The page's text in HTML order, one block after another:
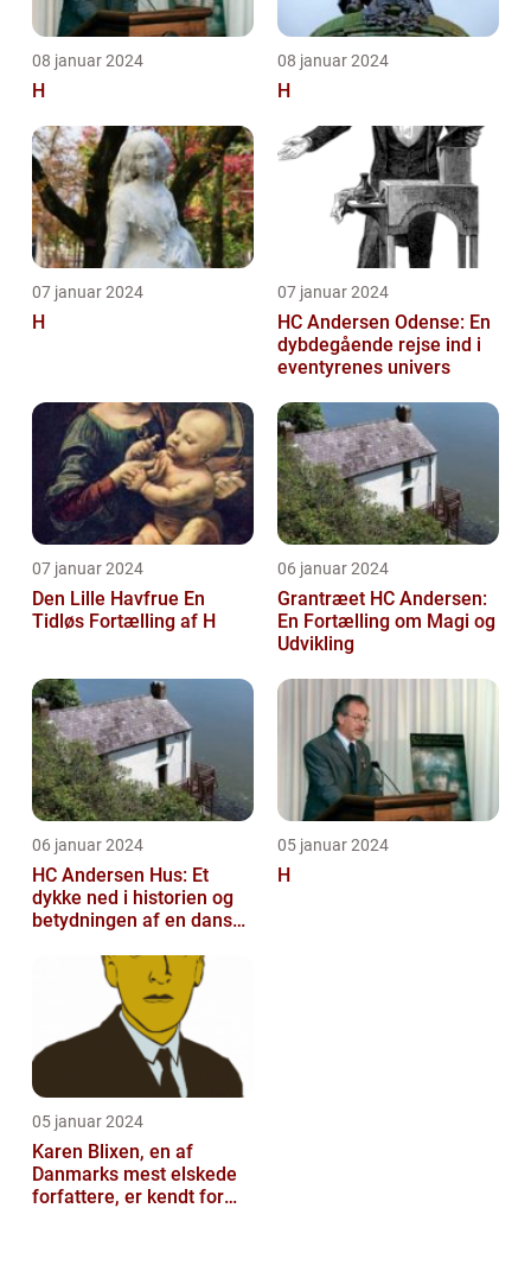
08 januar 2024
H
08 januar 2024
H
07 januar 2024
H
07 januar 2024
HC Andersen Odense: En
dybdegående rejse ind i
eventyrenes univers
07 januar 2024
Den Lille Havfrue En
Tidløs Fortælling af H
06 januar 2024
Grantræet HC Andersen:
En Fortælling om Magi og
Udvikling
06 januar 2024
HC Andersen Hus: Et
dykke ned i historien og
betydningen af en dansk
05 januar 2024
H
05 januar 2024
Karen Blixen, en af
Danmarks mest elskede
forfattere, er kendt for